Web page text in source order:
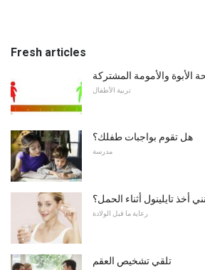
Fresh articles
الأبوة والأمومة المشتركة
تربية الأطفال
هل تقوم بواجبات طفلك؟
مدرسة
أخذ تايلينول أثناء الحمل؟
رعاية ما قبل الولادة
تلقي تشخيص العقم